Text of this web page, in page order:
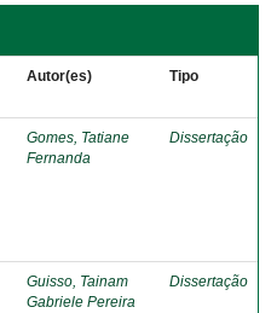
Autor(es) Tipo
Gomes, Tatiane
Fernanda
Dissertação
Guisso, Tainam
Gabriele Pereira
Dissertação